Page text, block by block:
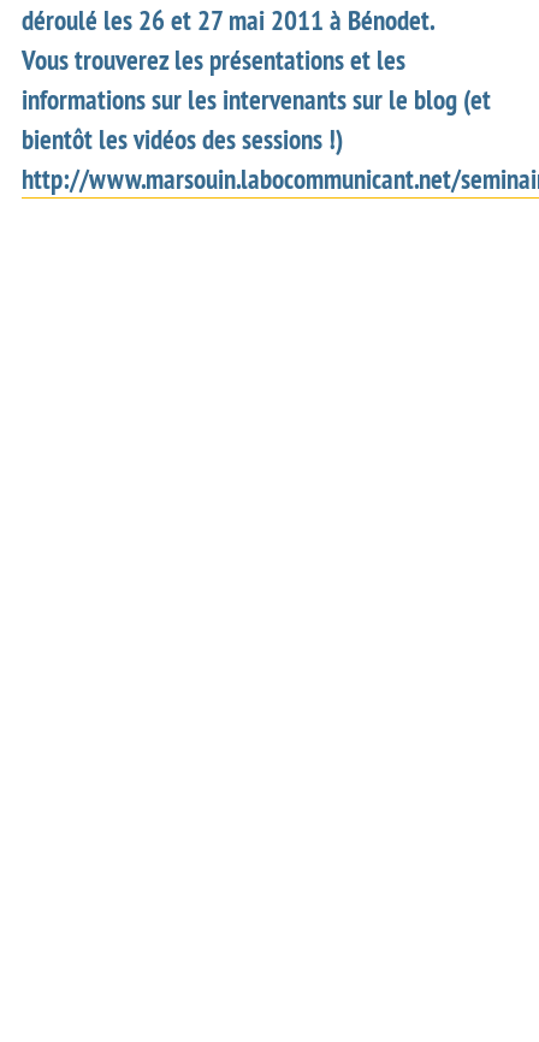
déroulé les 26 et 27 mai 2011 à Bénodet.
Vous trouverez les présentations et les
informations sur les intervenants sur le blog (et
bientôt les vidéos des sessions !)
http://www.marsouin.labocommunicant.net/